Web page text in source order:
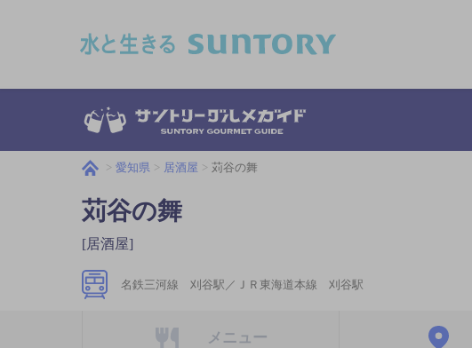
愛知県 居酒屋 苅谷の舞
苅谷の舞
[居酒屋]
名鉄三河線 刈谷駅／ＪＲ東海道本線 刈谷駅
メニュー